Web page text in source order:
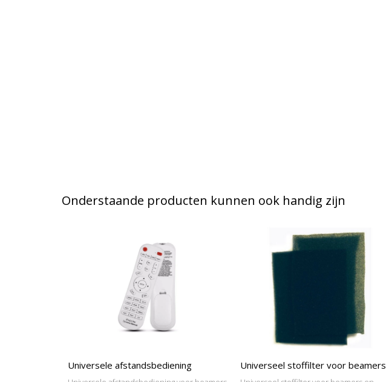
Onderstaande producten kunnen ook handig zijn
Universele afstandsbediening Universeel stoffilter voor beamers